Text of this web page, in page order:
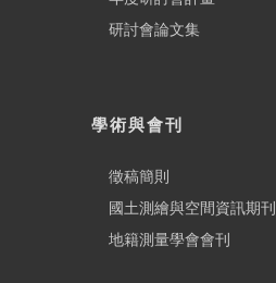
研討會論文集
學術與會刊
徵稿簡則
國土測繪與空間資訊期刊
地籍測量學會會刊